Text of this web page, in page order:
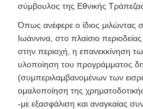
σύμβουλος της Εθνικής
Όπως ανέφερε ο ίδιος μιλώντας
Ιωάννινα, στο πλαίσιο
στην περιοχή, η επανεκκίνηση
υλοποίηση του προγράμματος
(συμπεριλαμβανομένων των
ομαλοποίηση της
-με εξασφάλιση και αναγκαίας